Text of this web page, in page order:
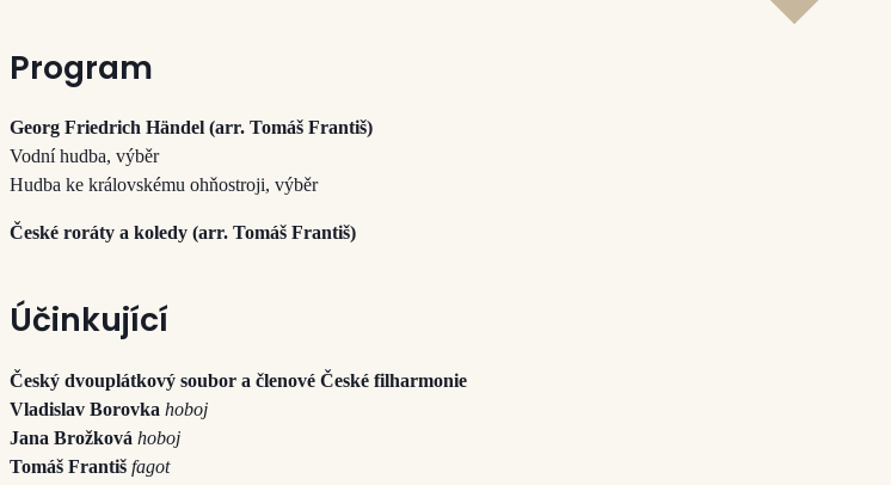
Program
Georg Friedrich Händel (arr. Tomáš Františ)
Vodní hudba, výběr
Hudba ke královskému ohňostroji, výběr
České roráty a koledy (arr. Tomáš Františ)
Účinkující
Český dvouplátkový soubor a členové České filharmonie
Vladislav Borovka hoboj
Jana Brožková hoboj
Tomáš Františ fagot